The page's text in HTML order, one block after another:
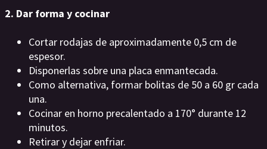
2. Dar forma y cocinar
Cortar rodajas de aproximadamente 0,5 cm de
espesor.
Disponerlas sobre una placa enmantecada.
Como alternativa, formar bolitas de 50 a 60 gr cada
una.
Cocinar en horno precalentado a 170° durante 12
minutos.
Retirar y dejar enfriar.